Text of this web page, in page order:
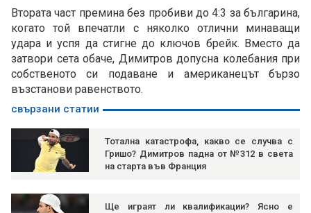
Втората част премина без пробиви до 4:3 за българина,
когато той впечатли с няколко отлични минаващи
удара и успя да стигне до ключов брейк. Вместо да
затвори сета обаче, Димитров допусна колебания при
собственото си подаване и американецът бързо
възстанови равенството.
свързани статии
Тотална катастрофа, какво се случва с
Гришо? Димитров падна от №312 в света
на старта във Франция
Ще играят ли квалификации? Ясно е